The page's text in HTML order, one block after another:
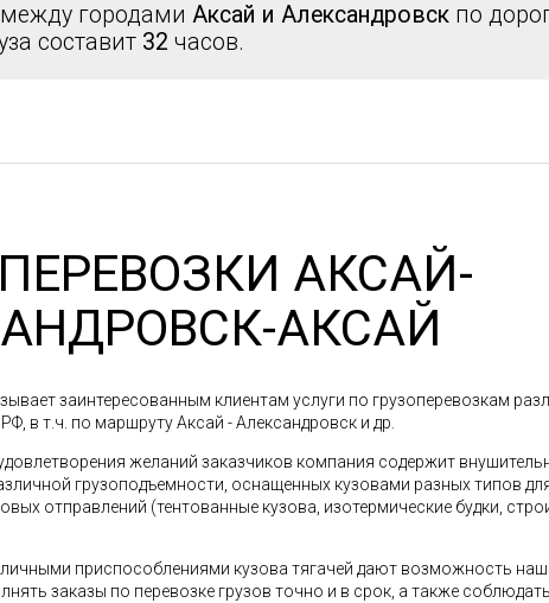
городами Аксай и Александровск по
составит 32 часов.
АКСАЙ-
АКСАЙ
заинтересованным клиентам услуги по грузоперевозкам
в т.ч. по маршруту Аксай - Александровск и др.
желаний заказчиков компания содержит
грузоподъемности, оснащенных кузовами разных типов
отправлений (тентованные кузова, изотермические будки,
приспособлениями кузова тягачей дают возможность
заказы по перевозке грузов точно и в срок, а также соблюдать